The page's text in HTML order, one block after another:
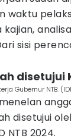
waktu
sisi
disetujui
Gubernur NTB.
disetujui
NTB 2024.